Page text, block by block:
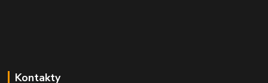
Kontakty